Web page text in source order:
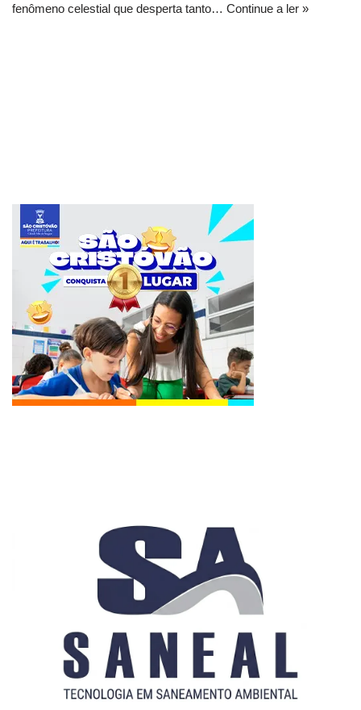
fenômeno celestial que desperta tanto… Continue a ler »